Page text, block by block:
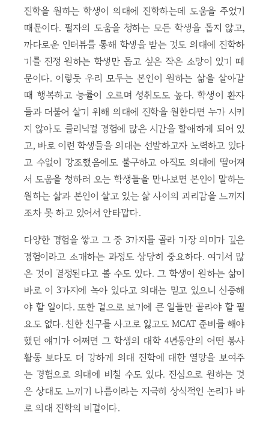
진학을 원하는 학생이 의대에 진학하는데 도움을 주었기
때문이다. 필자의 도움을 청하는 모든 학생을 돕지 않고,
까다로운 인터뷰를 통해 학생을 받는 것도 의대에 진학하
기를 진정 원하는 학생만 돕고 싶은 작은 소망이 있기 때
문이다. 이렇듯 우리 모두는 본인이 원하는 삶을 살아갈
때 행복하고 능률이 오르며 성취도도 높다. 학생이 환자
들과 더불어 살기 위해 의대에 진학을 원한다면 누가 시키
지 않아도 클리닉컬 경험에 많은 시간을 할애하게 되어 있
고, 바로 이런 학생들을 의대는 선발하고자 노력하고 있다
고 수없이 강조했음에도 불구하고 아직도 의대에 떨어져
서 도움을 청하러 오는 학생들을 만나보면 본인이 말하는
원하는 삶과 본인이 살고 있는 삶 사이의 괴리감을 느끼지
조차 못 하고 있어서 안타깝다.
다양한 경험을 쌓고 그 중 3가지를 골라 가장 의미가 깊은
경험이라고 소개하는 과정도 상당히 중요하다. 여기서 많
은 것이 결정된다고 볼 수도 있다. 그 학생이 원하는 삶이
바로 이 3가지에 녹아 있다고 의대는 믿고 있으니 신중해
야 할 일이다. 또한 겉으로 보기에 큰 일들만 골라야 할 필
요도 없다. 친한 친구를 사고로 잃고도 MCAT 준비를 해야
했던 얘기가 어쩌면 그 학생의 대학 4년동안의 어떤 봉사
활동 보다도 더 강하게 의대 진학에 대한 열망을 보여주
는 경험으로 의대에 비칠 수도 있다. 진심으로 원하는 것
은 상대도 느끼기 나름이라는 지극히 상식적인 논리가 바
로 의대 진학의 비결이다.